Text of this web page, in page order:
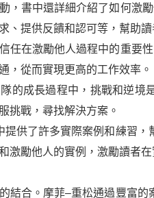
，書中還詳細介紹了如何激
、提供反饋和認可等，幫助
任在激勵他人過程中的重要
，從而實現更高的工作效率。
的成長過程中，挑戰和逆境
挑戰，尋找解決方案。
供了許多實際案例和練習
激勵他人的實例，激勵讀者在
結合。摩菲–重松通過豐富